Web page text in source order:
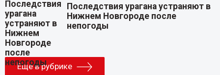
Последствия урагана устраняют в
Нижнем Новгороде после
непогоды
Еще в рубрике